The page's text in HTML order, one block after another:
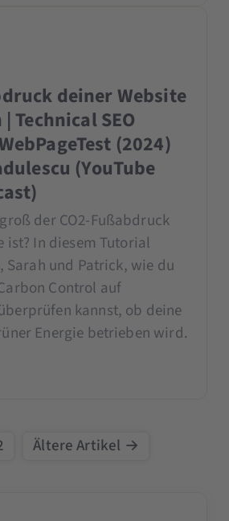
deiner Website
Technical SEO
(2024)
(YouTube
der CO2-Fußabdruck
ist? In diesem Tutorial
Sarah und Patrick, wie du
Control auf
kannst, ob deine
Energie betrieben wird.
Ältere Artikel →